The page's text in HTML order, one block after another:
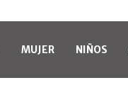
MUJER NIÑOS